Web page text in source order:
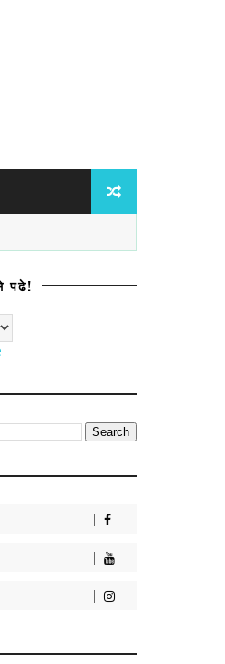
प्रवेश
पढे!